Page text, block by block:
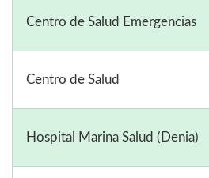
Centro de Salud Emergencias
Centro de Salud
Hospital Marina Salud (Denia)